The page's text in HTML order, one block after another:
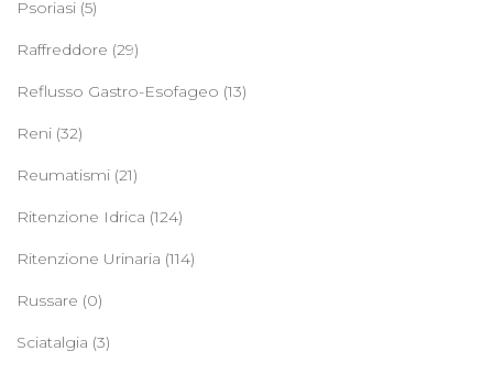
Psoriasi (5)
Raffreddore (29)
Reflusso Gastro-Esofageo (13)
Reni (32)
Reumatismi (21)
Ritenzione Idrica (124)
Ritenzione Urinaria (114)
Russare (0)
Sciatalgia (3)